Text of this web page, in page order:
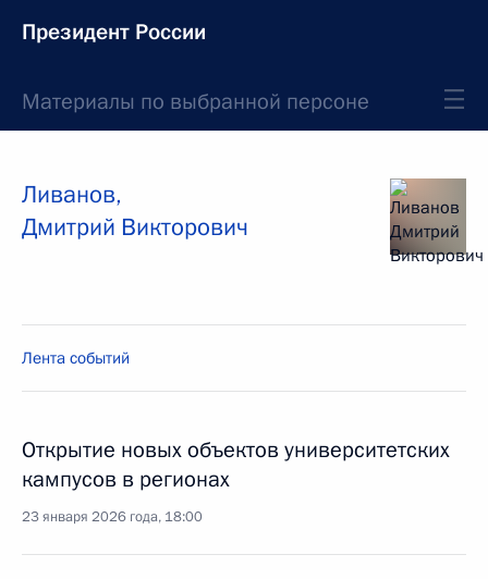
Президент России
Материалы по выбранной персоне
Ливанов,
Дмитрий Викторович
Лента событий
Открытие новых объектов университетских
кампусов в регионах
23 января 2026 года, 18:00